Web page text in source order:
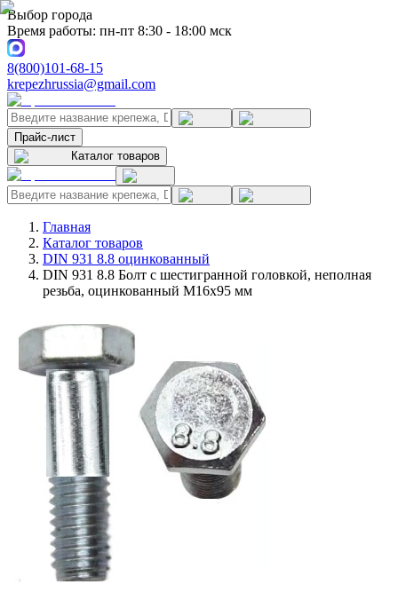
Выбор города
Время работы: пн-пт 8:30 - 18:00 мск
8(800)101-68-15
krepezhrussia@gmail.com
Прайс-лист
Каталог товаров
Главная
Каталог товаров
DIN 931 8.8 оцинкованный
DIN 931 8.8 Болт с шестигранной головкой, неполная
резьба, оцинкованный M16x95 мм